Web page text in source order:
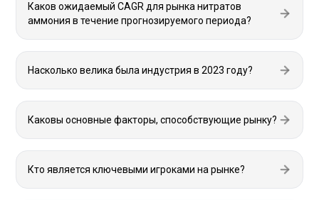
Каков ожидаемый CAGR для рынка нитратов
аммония в течение прогнозируемого периода?
Насколько велика была индустрия в 2023 году?
Каковы основные факторы, способствующие рынку?
Кто является ключевыми игроками на рынке?